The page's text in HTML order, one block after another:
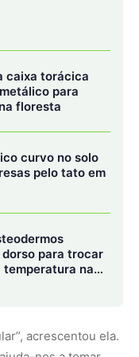
acrescentou ela.
nos a tomar
para usos agrícolas
partir de um
com o que
param para
Forrest Melton,
de Pesquisa Ames
de
diária”.